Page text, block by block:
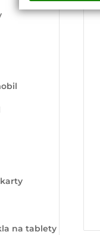
na tablety